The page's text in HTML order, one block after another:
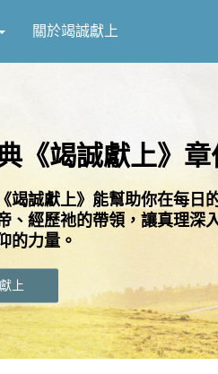
關於竭誠獻上
《竭誠獻上》
竭誠獻上》能幫助你在每日
、經歷祂的帶領，讓真理深
的力量。
上